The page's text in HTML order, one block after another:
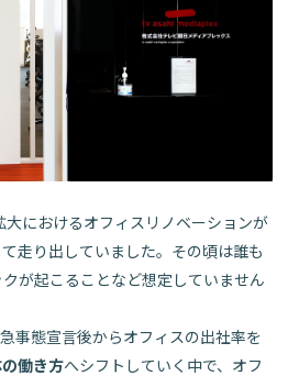
におけるオフィスリノベーションが
走り出していました。その頃は誰も
が起こることなど想定していません
事態宣言後からオフィスの出社率を
働き方へシフトしていく中で、オフ